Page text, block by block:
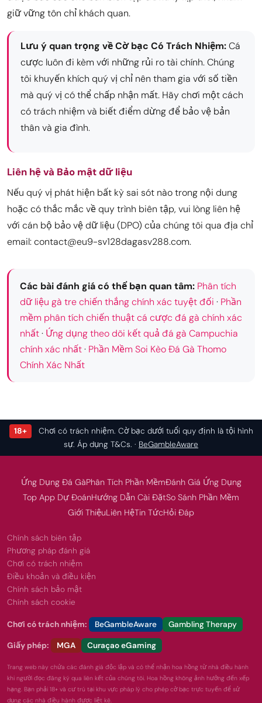
giữ vững tôn chỉ khách quan.
Lưu ý quan trọng về Cờ bạc Có Trách Nhiệm:Cá
cược luôn đi kèm với những rủi ro tài chính. Chúng
tôi khuyến khích quý vị chỉ nên tham gia với số tiền
mà quý vị có thể chấp nhận mất. Hãy chơi một cách
có trách nhiệm và biết điểm dừng để bảo vệ bản
thân và gia đình.
Liên hệ và Bảo mật dữ liệu
Nếu quý vị phát hiện bất kỳ sai sót nào trong nội dung
hoặc có thắc mắc về quy trình biên tập, vui lòng liên hệ
với cán bộ bảo vệ dữ liệu (DPO) của chúng tôi qua địa chỉ
email:contact@eu9-sv128dagasv288.com.
Các bài đánh giá có thể bạn quan tâm: Phân tích
dữ liệu gà tre chiến thắng chính xác tuyệt đối · Phần
mềm phân tích chiến thuật cá cược đá gà chính xác
nhất· Ứng dụng theo dõi kết quả đá gà Campuchia
chính xác nhất· Phần Mềm Soi Kèo Đá Gà Thomo
Chính Xác Nhất
18+
Chơi có trách nhiệm. Cờ bạc dưới tuổi quy định là tội hình
sự. Áp dụng T&Cs. · BeGambleAware
Ứng Dụng Đá GàPhân Tích Phần MềmĐánh Giá Ứng Dụng
Top App Dự ĐoánHướng Dẫn Cài ĐặtSo Sánh Phần Mềm
Giới ThiệuLiên HệTin TứcHỏi Đáp
Chính sách biên tập
Phương pháp đánh giá
Chơi có trách nhiệm
Điều khoản và điều kiện
Chính sách bảo mật
Chính sách cookie
Chơi có trách nhiệm: BeGambleAware Gambling Therapy
Giấy phép: MGA Curaçao eGaming
Trang web này chứa các đánh giá độc lập và có thể nhận hoa hồng từ nhà điều hành
khi người đọc đăng ký qua liên kết của chúng tôi. Hoa hồng không ảnh hưởng đến xếp
hạng. Bạn phải 18+ và cư trú tại khu vực pháp lý cho phép cờ bạc trực tuyến để sử
dụng các nhà điều hành được liệt kê.